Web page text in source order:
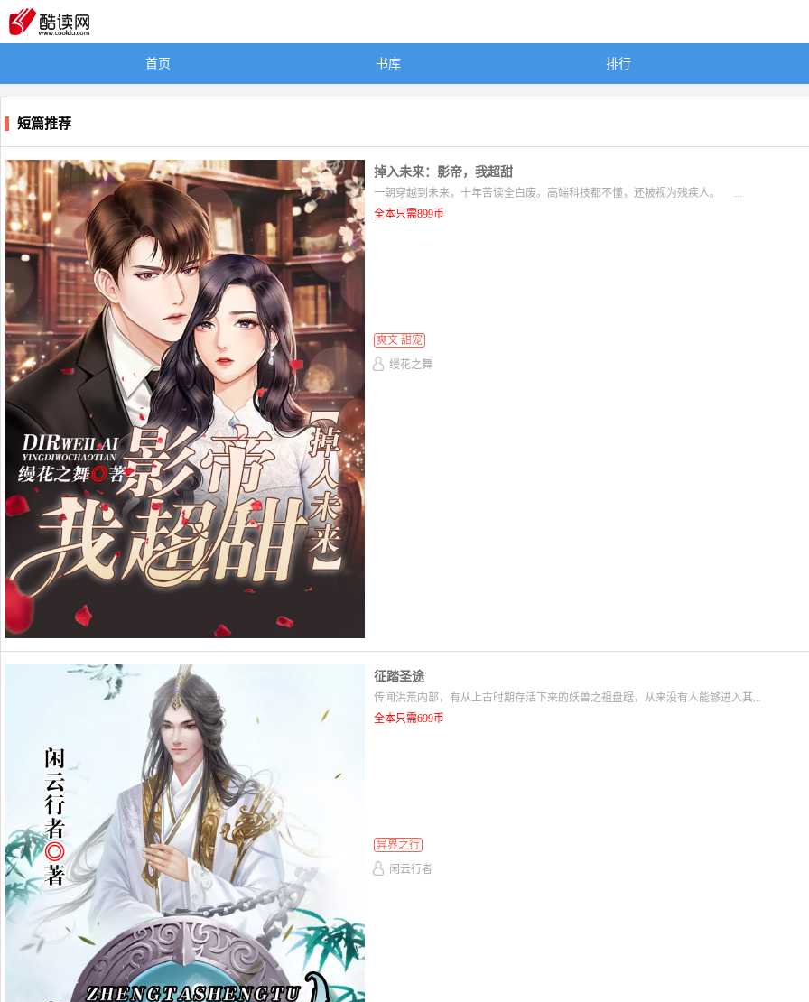
首页 书库 排行
短篇推荐
掉入未来：影帝，我超甜
一朝穿越到未来，十年苦读全白废。高端科技都不懂，还被视为残疾人。 ...
全本只需899币
爽文 甜宠
缦花之舞
征踏圣途
传闻洪荒内部，有从上古时期存活下来的妖兽之祖盘踞，从来没有人能够进入其...
全本只需699币
异界之行
闲云行者